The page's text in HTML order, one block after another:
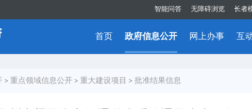
智能问答 无障碍浏览 长者
首页 政府信息公开 网上办事 互
> 重点领域信息公开 > 重大建设项目 > 批准结果信息